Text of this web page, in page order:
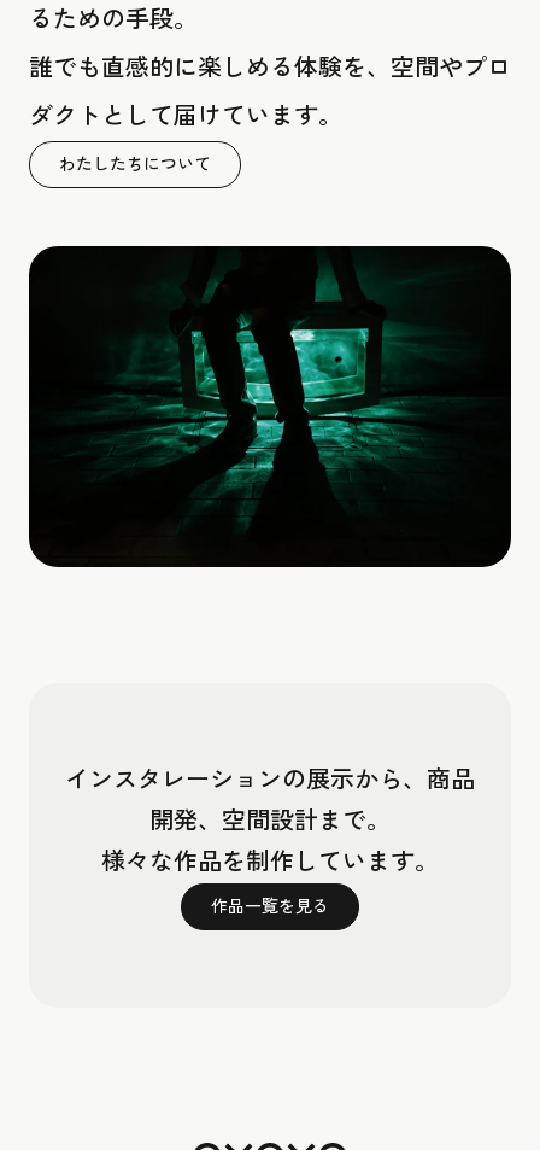
るための手段。
誰でも直感的に楽しめる体験を、空間やプロ
ダクトとして届けています。
わたしたちについて
インスタレーションの展示から、商品
開発、空間設計まで。
様々な作品を制作しています。
作品一覧を見る